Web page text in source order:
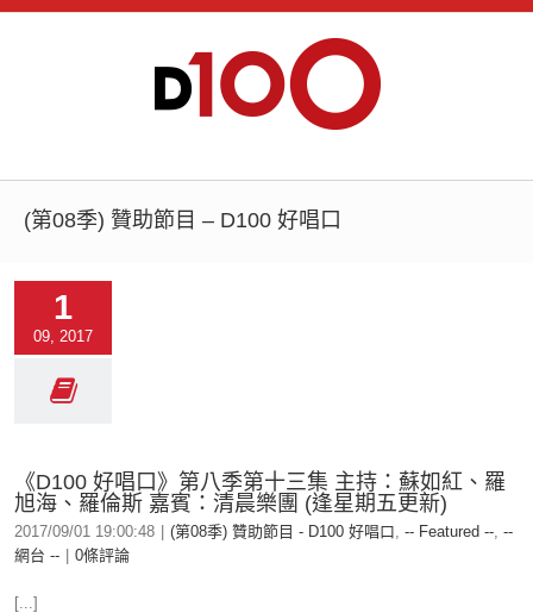
(第08季) 贊助節目 – D100 好唱口
1
09, 2017
《D100 好唱口》第八季第十三集 主持：蘇如紅、羅
旭海、羅倫斯 嘉賓：清晨樂團 (逢星期五更新)
2017/09/01 19:00:48 (第08季) 贊助節目 - D100 好唱口, -- Featured --, --
網台 --
0條評論
[...]